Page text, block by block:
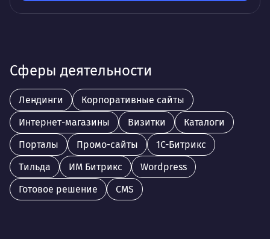
Сферы деятельности
Лендинги
Корпоративные сайты
Интернет-магазины
Визитки
Каталоги
Порталы
Промо-сайты
1С-Битрикс
Тильда
ИМ Битрикс
Wordpress
Готовое решение
CMS